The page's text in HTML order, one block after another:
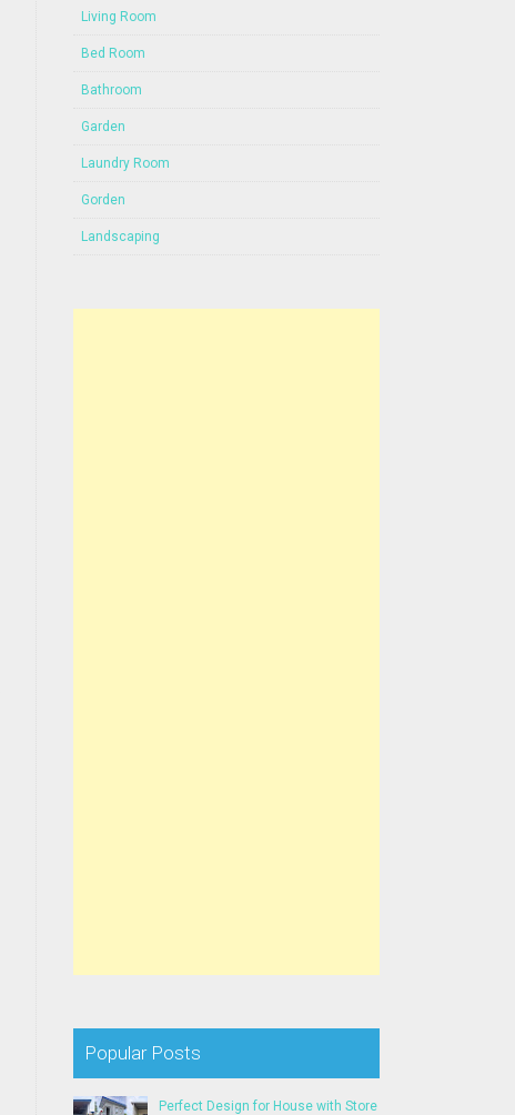
Living Room
Bed Room
Bathroom
Garden
Laundry Room
Gorden
Landscaping
Popular Posts
Perfect Design for House with Store